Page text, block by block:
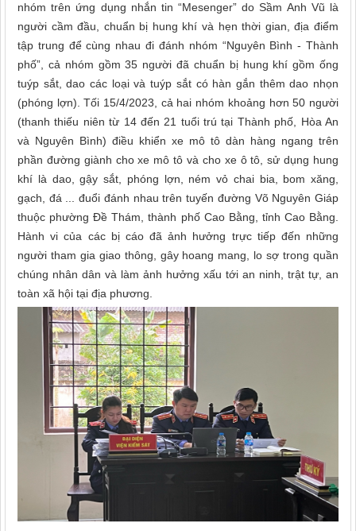
nhóm trên ứng dụng nhắn tin “Mesenger” do Sầm Anh Vũ là
người cầm đầu, chuẩn bị hung khí và hẹn thời gian, địa điểm
tập trung để cùng nhau đi đánh nhóm “Nguyên Bình - Thành
phố”, cả nhóm gồm 35 người đã chuẩn bị hung khí gồm ống
tuýp sắt, dao các loại và tuýp sắt có hàn gắn thêm dao nhọn
(phóng lợn). Tối 15/4/2023, cả hai nhóm khoảng hơn 50 người
(thanh thiếu niên từ 14 đến 21 tuổi trú tại Thành phố, Hòa An
và Nguyên Bình) điều khiển xe mô tô dàn hàng ngang trên
phần đường giành cho xe mô tô và cho xe ô tô,sử dụng hung
khí là dao, gậy sắt, phóng lợn, ném vỏ chai bia, bom xăng,
gạch, đá ... đuổi đánh nhau trên tuyến đường Võ Nguyên Giáp
thuộc phường Đề Thám, thành phố Cao Bằng, tỉnh Cao Bằng.
Hành vi của các bị cáo đã ảnh hưởng trực tiếp đến những
người tham gia giao thông, gây hoang mang, lo sợ trong quần
chúng nhân dân và làm ảnh hưởng xấu tới an ninh, trật tự, an
toàn xã hội tại địa phương.